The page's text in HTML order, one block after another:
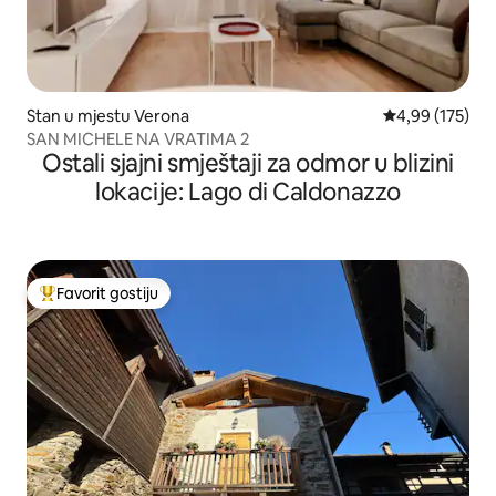
Stan u mjestu Verona Prosječna
4,99 (175)
SAN MICHELE NA VRATIMA 2
Ostali sjajni smještaji za odmor u blizini
lokacije: Lago di Caldonazzo
Glavni favorit gostiju
Favorit gostiju